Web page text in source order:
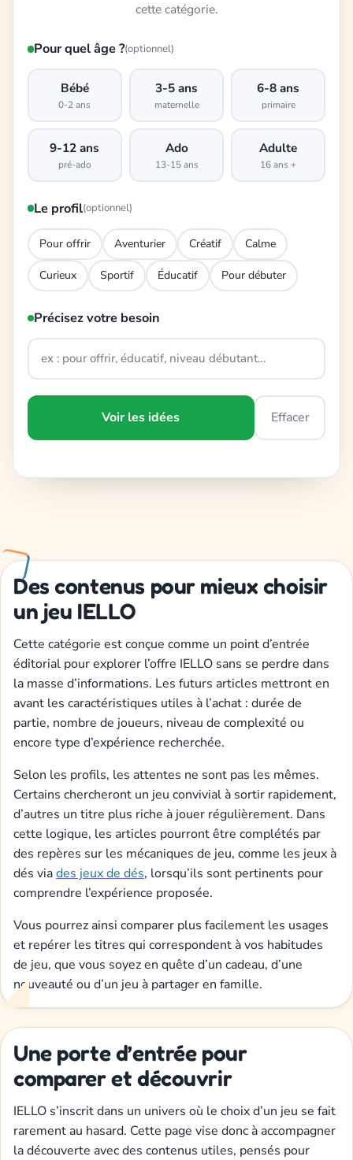
cette catégorie.
Pour quel âge ?(optionnel)
Bébé
0-2 ans
3-5 ans
maternelle
6-8 ans
primaire
9-12 ans
pré-ado
Ado
13-15 ans
Adulte
16 ans +
Le profil(optionnel)
Pour offrir Aventurier Créatif Calme
Curieux Sportif Éducatif Pour débuter
Précisez votre besoin
Voir les idées Effacer
Des contenus pour mieux choisir
un jeu IELLO
Cette catégorie est conçue comme un point d’entrée
éditorial pour explorer l’offre IELLO sans se perdre dans
la masse d’informations. Les futurs articles mettront en
avant les caractéristiques utiles à l’achat : durée de
partie, nombre de joueurs, niveau de complexité ou
encore type d’expérience recherchée.
Selon les profils, les attentes ne sont pas les mêmes.
Certains chercheront un jeu convivial à sortir rapidement,
d’autres un titre plus riche à jouer régulièrement. Dans
cette logique, les articles pourront être complétés par
des repères sur les mécaniques de jeu, comme les jeux à
dés viades jeux de dés, lorsqu’ils sont pertinents pour
comprendre l’expérience proposée.
Vous pourrez ainsi comparer plus facilement les usages
et repérer les titres qui correspondent à vos habitudes
de jeu, que vous soyez en quête d’un cadeau, d’une
nouveauté ou d’un jeu à partager en famille.
Une porte d’entrée pour
comparer et découvrir
IELLO s’inscrit dans un univers où le choix d’un jeu se fait
rarement au hasard. Cette page vise donc à accompagner
la découverte avec des contenus utiles, pensés pour